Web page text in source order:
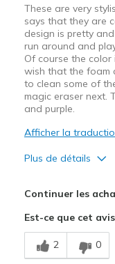
These are very
says that they are
design is pretty
run around and
Of course the color
wish that the foam
to clean some of
magic eraser next.
and purple.
Afficher la
Plus de détails
Comfortable
Stylish
Continuer les
Est-ce que cet
2 0